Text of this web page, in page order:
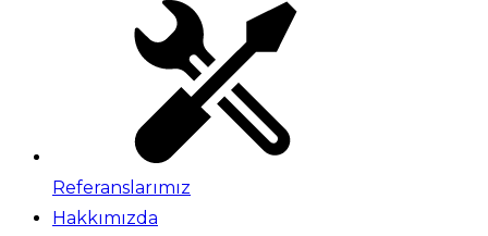
Referanslarımız
Hakkımızda